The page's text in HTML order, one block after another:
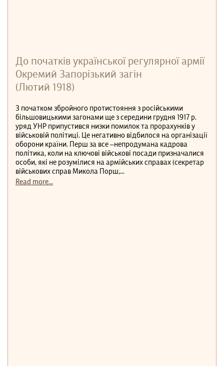
До початків української регулярної армії
Окремий Запорізький загін
(Лютий 1918)
З початком збройного протистояння з російськими
більшовицькими загонами ще з середини грудня 1917 р.
уряд УНР припустився низки помилок та прорахунків у
військовій політиці. Це негативно відбилося на організації
оборони країни. Перш за все –непродумана кадрова
політика, коли на ключові військові посади призначалися
особи, які не розумілися на армійських справах (секретар
військових справ Микола Порш,...
Read more...
February 2025
January 2025
December 2024
October 2024
August 2024
March 2024
February 2024
December 2023
November 2023
September 2022
May 2022
February 2022
January 2022
December 2021